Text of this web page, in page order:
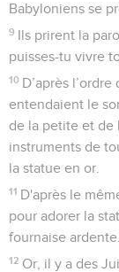
Babyloniens se
9 Ils prirent la
puisses-tu vivre
10 D’après
entendaient le
de la petite et de
instruments de
la statue en or.
11 D'après le
pour adorer la
fournaise ardente.
12 Or, il y a des